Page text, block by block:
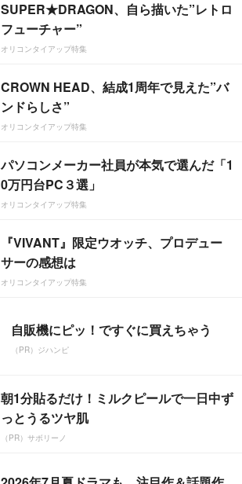
SUPER★DRAGON、自ら描いた”レトロ
フューチャー”
オリコンタイアップ特集
CROWN HEAD、結成1周年で見えた”バ
ンドらしさ”
オリコンタイアップ特集
パソコンメーカー社員が本気で選んだ「1
0万円台PC３選」
オリコンタイアップ特集
『VIVANT』限定ウオッチ、プロデュー
サーの感想は
オリコンタイアップ特集
自販機にピッ！ですぐに買えちゃう
（PR）ジハンピ
朝1分貼るだけ！ミルクピールで一日中ず
っとうるツヤ肌
（PR）サボリーノ